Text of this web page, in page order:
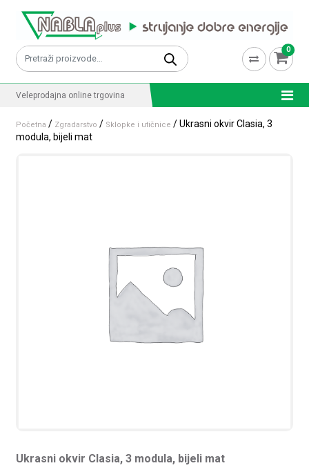
Pretraži: 0
Veleprodajna online trgovina
Početna / Zgradarstvo / Sklopke i utičnice / Ukrasni okvir Clasia, 3
modula, bijeli mat
Ukrasni okvir Clasia, 3 modula, bijeli mat